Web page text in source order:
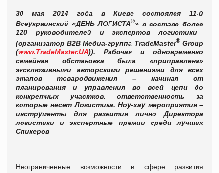
30 мая 2014 года в Киеве состоялся 11-й
Всеукраинский «ДЕНЬ ЛОГИСТА®» в составе более
120 руководителей и экспертов логистики
(организатор B2B Медиа-группа TradeMaster®Group
(www.TradeMaster.UA)). Рабочая и одновременно
семейная обстановка была «приправлена»
эксклюзивными авторскими решениями для всех
этапов товародвижения – начиная от
планирования и управления во всей цепи до
конкретных участков, ответственность за
которые несет Логистика. Ноу-хау мероприятия –
инструменты для развития лично Директора
логистики и экспертные премии среди лучших
Спикеров
Неограниченные возможности в сфере развития